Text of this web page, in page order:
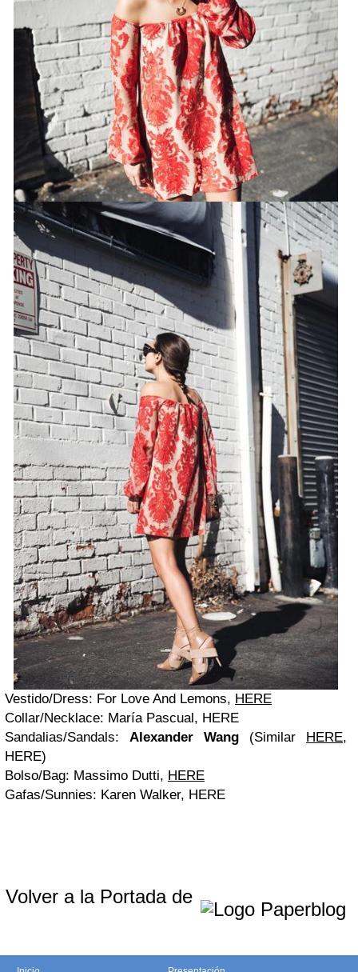
Vestido/Dress: For Love And Lemons, HERE
Collar/Necklace: María Pascual, HERE
Sandalias/Sandals: Alexander Wang (Similar HERE,
HERE)
Bolso/Bag: Massimo Dutti, HERE
Gafas/Sunnies: Karen Walker, HERE
Volver a la Portada de